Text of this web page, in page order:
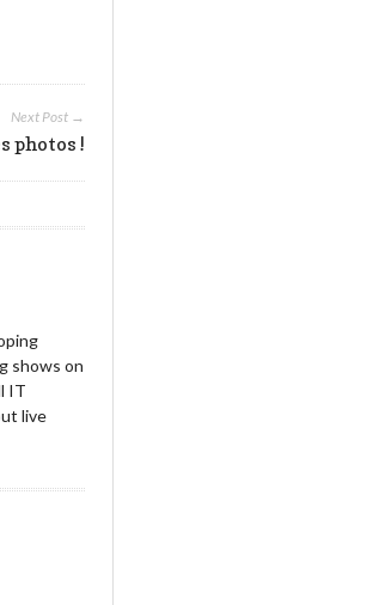
Next Post →
photos !
shows on
IT
live